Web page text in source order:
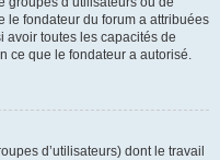
le fondateur du forum a attribuées
avoir toutes les capacités de
ce que le fondateur a autorisé.
d’utilisateurs) dont le travail